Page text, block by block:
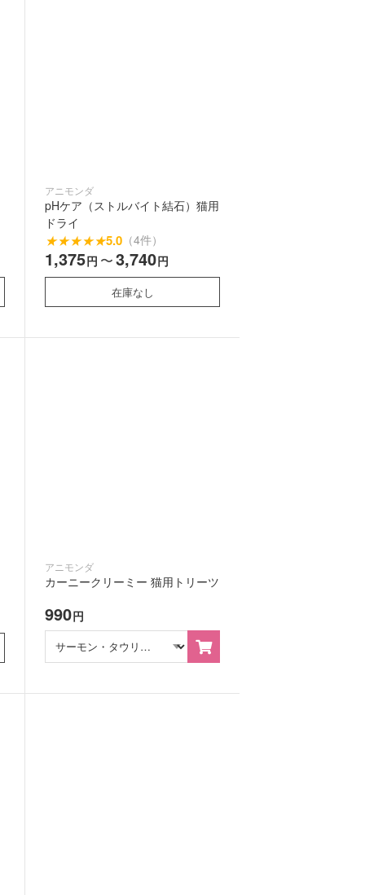
アニモンダ
pHケア（ストルバイト結石）猫用
ドライ
★★★★★5.0 （4件）
1,375円 〜3,740円
在庫なし
アニモンダ
カーニークリーミー 猫用トリーツ
990円